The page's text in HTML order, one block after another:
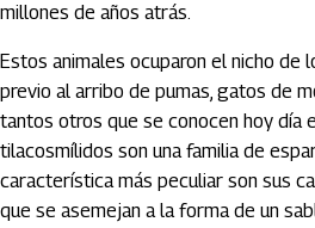
millones de años atrás.
Estos animales ocuparon el nicho de
previo al arribo de pumas, gatos de
tantos otros que se conocen hoy día
tilacosmílidos son una familia de
característica más peculiar son sus
que se asemejan a la forma de un